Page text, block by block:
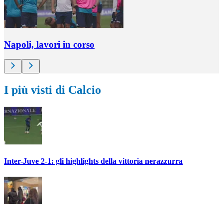
Napoli, lavori in corso
I più visti di Calcio
Inter-Juve 2-1: gli highlights della vittoria nerazzurra